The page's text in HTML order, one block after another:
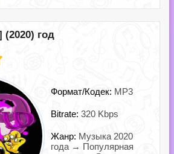
(2020) год
Формат/Кодек: MP3
Bitrate: 320 Kbps
Жанр: Музыка 2020
года → Популярная